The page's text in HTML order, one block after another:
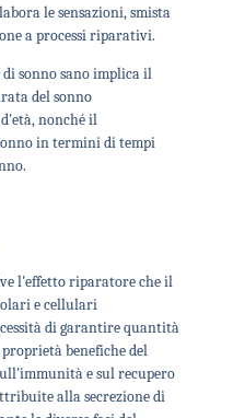
le sensazioni, smista
a processi riparativi.
sonno sano implica il
del sonno
nonché il
in termini di tempi
l'effetto riparatore che il
e cellulari
di garantire quantità
benefiche del
e sul recupero
alla secrezione di